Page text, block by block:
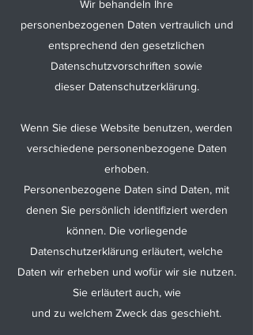
Wir behandeln Ihre
personenbezogenen Daten vertraulich und
entsprechend den gesetzlichen
Datenschutzvorschriften sowie
dieser Datenschutzerklärung.
Wenn Sie diese Website benutzen, werden
verschiedene personenbezogene Daten
erhoben.
Personenbezogene Daten sind Daten, mit
denen Sie persönlich identifiziert werden
können. Die vorliegende
Datenschutzerklärung erläutert, welche
Daten wir erheben und wofür wir sie nutzen.
Sie erläutert auch, wie
und zu welchem Zweck das geschieht.